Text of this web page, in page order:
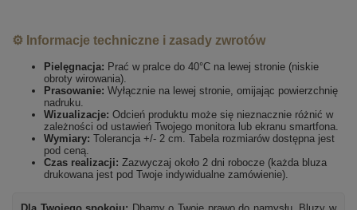
⚙️ Informacje techniczne i zasady zwrotów
Pielęgnacja: Prać w pralce do 40°C na lewej stronie (niskie
obroty wirowania).
Prasowanie: Wyłącznie na lewej stronie, omijając powierzchnię
nadruku.
Wizualizacje: Odcień produktu może się nieznacznie różnić w
zależności od ustawień Twojego monitora lub ekranu smartfona.
Wymiary: Tolerancja +/- 2 cm. Tabela rozmiarów dostępna jest
pod ceną.
Czas realizacji: Zazwyczaj około 2 dni robocze (każda bluza
drukowana jest pod Twoje indywidualne zamówienie).